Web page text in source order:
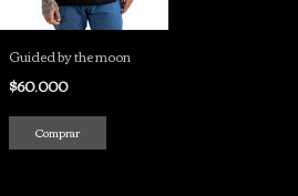
Guided by the moon
$60.000
Comprar